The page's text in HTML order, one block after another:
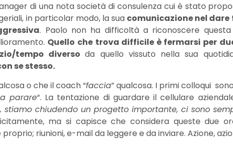
di una nota società di consulenza cui è stato
in particolar modo, la sua comunicazione nel dare
. Paolo non ha difficoltà a riconoscere
Quello che trova difficile è fermarsi per
tempo diversoda quello vissuto nella sua
se stesso.
o che il coach “faccia” qualcosa. I primi colloqui
parare“. La tentazione di guardare il cellulare
chiudendo un progetto importante, ci sono
ma si capisce che considera queste due
riunioni, e-mail da leggere e da inviare. Azione,